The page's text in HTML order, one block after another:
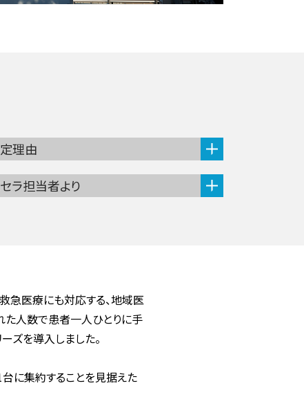
理由
ラ担当者より
急医療にも対応する、地域医
た人数で患者一人ひとりに手
ズを導入しました。
台に集約することを見据えた